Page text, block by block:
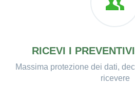
RICEVI I
Massima protezione dei dati,
ricevere